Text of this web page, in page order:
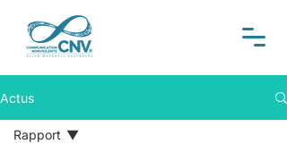
Actus
Rapport